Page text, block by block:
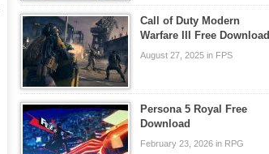
Call of Duty Modern
Warfare III Free Download
August 27, 2025 in FPS
Persona 5 Royal Free
Download
February 23, 2026 in RPG